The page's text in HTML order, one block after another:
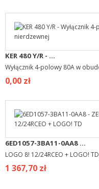
KER 480 Y/R - ...
Wyłącznik 4-polowy 80A w
0,00 zł
6ED1057-3BA11-0AA8 ...
LOGO 8! 12/24RCEO + LOGO!
1 367,70 zł